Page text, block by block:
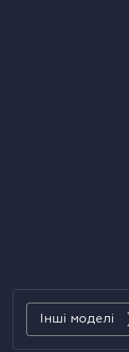
Аксесуари до
Інші моделі